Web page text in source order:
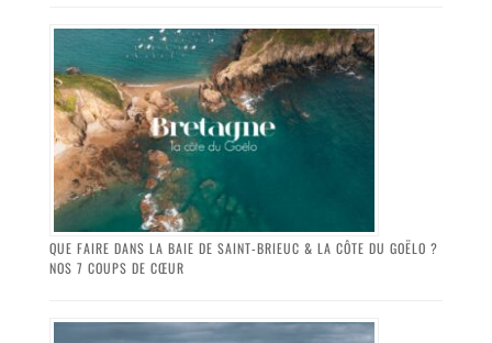
QUE FAIRE DANS LA BAIE DE SAINT-BRIEUC & LA CÔTE DU GOËLO ?
NOS 7 COUPS DE CŒUR